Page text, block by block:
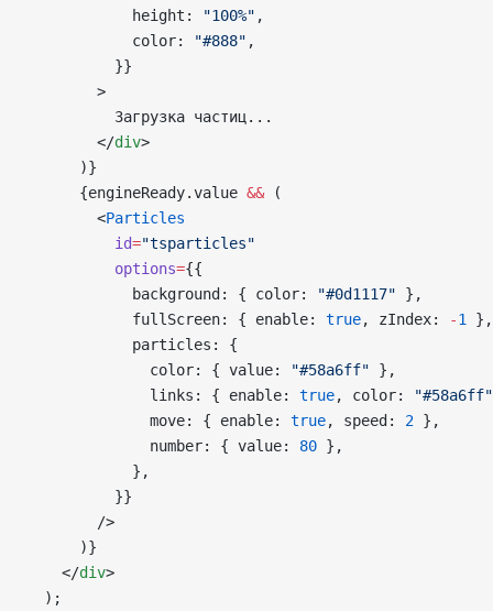
            height:
"100%" ,
            color:
"#888" ,
          }}
        >
          Загрузка частиц...
        </
div>
      )}
      {engineReady.value
&& (
        <
Particles
          id
="tsparticles"
          options
={{
            background: { color:
"#0d1117" },
            fullScreen: { enable:
true, zIndex: -1
},
            particles: {
              color: { value:
"#58a6ff" },
              links: { enable:
true, color:
"#58a6ff"
              move: { enable:
true, speed: 2 },
              number: { value:
80 },
            },
          }}
        />
      )}
    </
div>
  );